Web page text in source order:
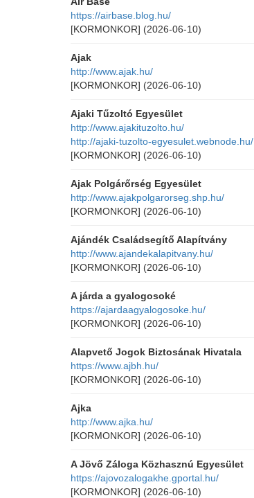
https://airbase.blog.hu/
[KORMONKOR] (2026-06-10)
Ajak
http://www.ajak.hu/
[KORMONKOR] (2026-06-10)
Ajaki Tűzoltó Egyesület
http://www.ajakituzolto.hu/
http://ajaki-tuzolto-egyesulet.webnode.hu/
[KORMONKOR] (2026-06-10)
Ajak Polgárőrség Egyesület
http://www.ajakpolgarorseg.shp.hu/
[KORMONKOR] (2026-06-10)
Ajándék Családsegítő Alapítvány
http://www.ajandekalapitvany.hu/
[KORMONKOR] (2026-06-10)
A járda a gyalogosoké
https://ajardaagyalogosoke.hu/
[KORMONKOR] (2026-06-10)
Alapvető Jogok Biztosának Hivatala
https://www.ajbh.hu/
[KORMONKOR] (2026-06-10)
Ajka
http://www.ajka.hu/
[KORMONKOR] (2026-06-10)
A Jövő Záloga Közhasznú Egyesület
https://ajovozalogakhe.gportal.hu/
[KORMONKOR] (2026-06-10)